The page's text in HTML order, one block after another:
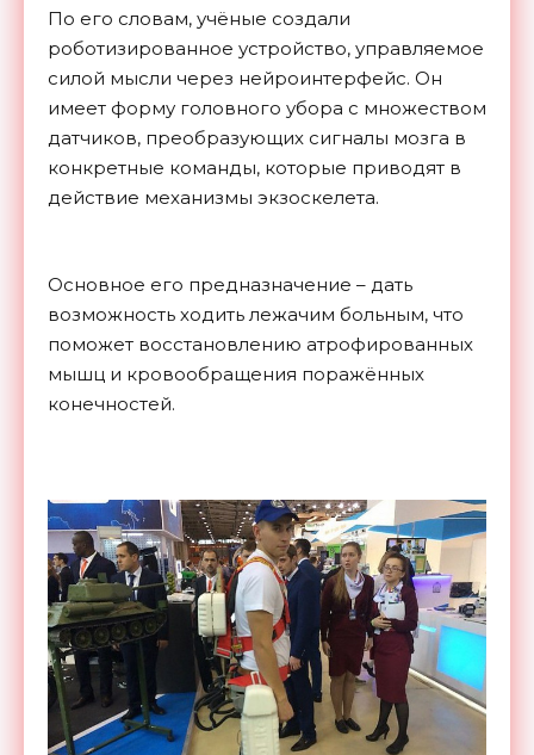
По его словам, учёные создали
роботизированное устройство, управляемое
силой мысли через нейроинтерфейс. Он
имеет форму головного убора с множеством
датчиков, преобразующих сигналы мозга в
конкретные команды, которые приводят в
действие механизмы экзоскелета.
Основное его предназначение – дать
возможность ходить лежачим больным, что
поможет восстановлению атрофированных
мышц и кровообращения поражённых
конечностей.